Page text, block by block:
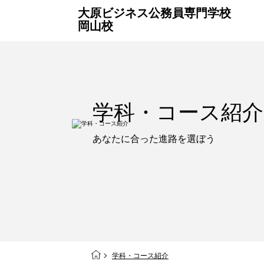
大原ビジネス公務員専門学校
岡山校
学科・コース紹介
あなたに合った進路を選ぼう
学科・コース紹介